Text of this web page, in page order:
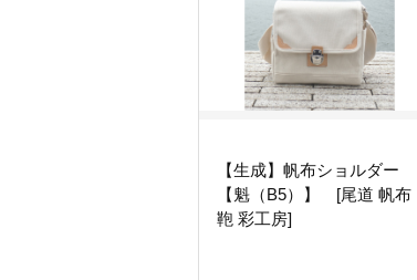
【生成】帆布ショルダー
【魁（B5）】 [尾道 帆布
鞄 彩工房]